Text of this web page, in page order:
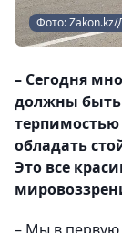
Фото: Zakon.kz/
– Сегодня
должны быть
обладать
Это все